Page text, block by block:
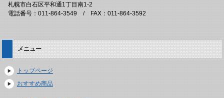
札幌市白石区平和通1丁目南1-2
電話番号：011-864-3549 / FAX：011-864-3592
メニュー
トップページ
おすすめ商品